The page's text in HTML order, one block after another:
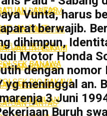
LANTAS
TAHTI
POLAIR
BANAWA
RIO PAKAVA
LABUAN
RESKRIM
NARKOBA
INTELKAM
BINMAS
SABHARA
LANTAS
Vunta, harus
berwajib.
dihimpun,
Motor Honda
dengan nomor
yg meninggal an.
3 Juni
Buruh